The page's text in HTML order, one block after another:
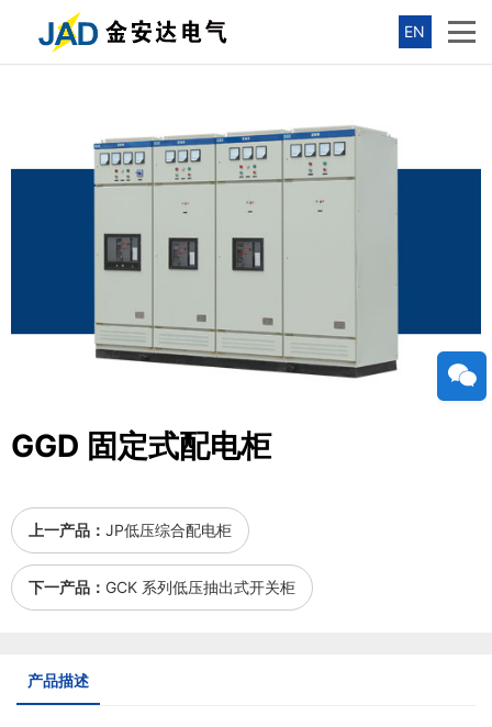
EN
GGD 固定式配电柜
上一产品： JP低压综合配电柜
下一产品： GCK 系列低压抽出式开关柜
产品描述